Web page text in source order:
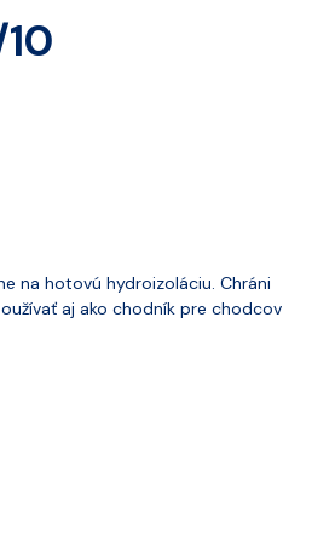
na hotovú hydroizoláciu. Chráni
aj ako chodník pre chodcov